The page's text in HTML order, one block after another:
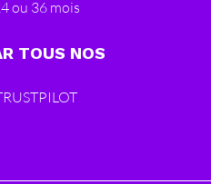
ou 36 mois
TOUS NOS